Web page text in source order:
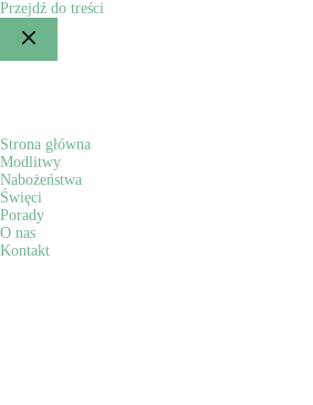
Przejdź do treści
Strona główna
Modlitwy
Nabożeństwa
Święci
Porady
O nas
Kontakt